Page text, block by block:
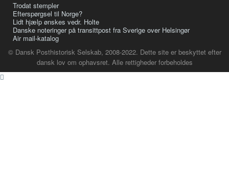
Trodat stempler
Efterspørgsel til Norge?
Lidt hjælp ønskes vedr. Holte
Danske noteringer på transittpost fra Sverige over Helsingør
Air mail-katalog
© Dansk Posthistorisk Selskab, 2008-2022. Dette site er beskyttet efter
dansk lov om ophavsret. Alle rettigheder forbeholdes